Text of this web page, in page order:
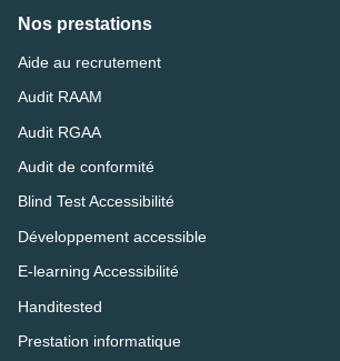
Nos prestations
Aide au recrutement
Audit RAAM
Audit RGAA
Audit de conformité
Blind Test Accessibilité
Développement accessible
E-learning Accessibilité
Handitested
Prestation informatique